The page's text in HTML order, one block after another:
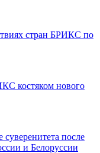
стран БРИКС по
костяком нового
после
и Белоруссии